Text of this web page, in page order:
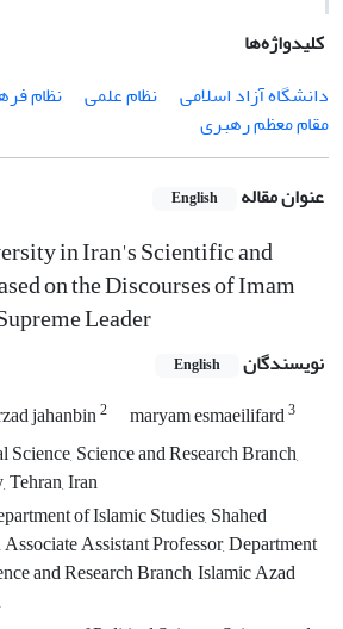
کلیدواژه‌ها
دانشگاه آزاد اسلامی
نظام علمی نظام
مقام معظم رهبری
عنوان مقاله English
in Iran's Scientific and
on the Discourses of Imam
Leader
نویسندگان English
jahanbin2 maryam esmaeilifard3
Science and Research Branch,
Iran
of Islamic Studies, Shahed
Assistant Professor, Department
and Research Branch, Islamic Azad